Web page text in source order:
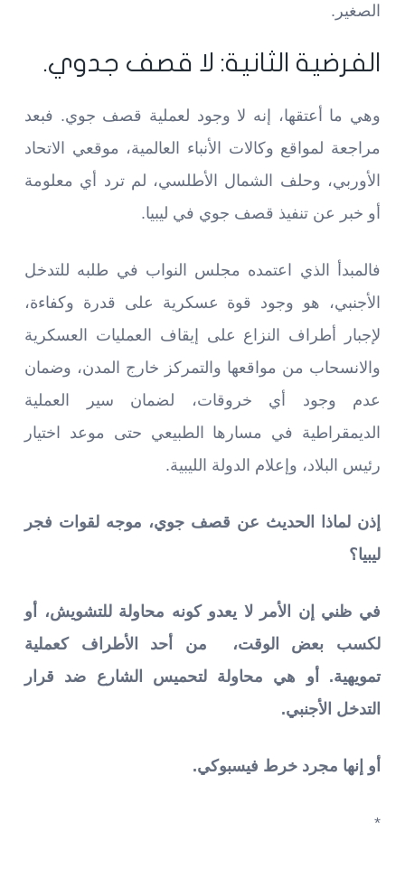
الصغير.
الفرضية الثانية: لا قصف جدوي.
وهي ما أعتقها، إنه لا وجود لعملية قصف جوي. فبعد
مراجعة لمواقع وكالات الأنباء العالمية، موقعي الاتحاد
الأوربي، وحلف الشمال الأطلسي، لم ترد أي معلومة
أو خبر عن تنفيذ قصف جوي في ليبيا.
فالمبدأ الذي اعتمده مجلس النواب في طلبه للتدخل
الأجنبي، هو وجود قوة عسكرية على قدرة وكفاءة،
لإجبار أطراف النزاع على إيقاف العمليات العسكرية
والانسحاب من مواقعها والتمركز خارج المدن، وضمان
عدم وجود أي خروقات، لضمان سير العملية
الديمقراطية في مسارها الطبيعي حتى موعد اختيار
رئيس البلاد، وإعلام الدولة الليبية.
إذن لماذا الحديث عن قصف جوي، موجه لقوات فجر
ليبيا؟
في ظني إن الأمر لا يعدو كونه محاولة للتشويش، أو
لكسب بعض الوقت، من أحد الأطراف كعملية
تمويهية. أو هي محاولة لتحميس الشارع ضد قرار
التدخل الأجنبي.
أو إنها مجرد خرط فيسبوكي.
*